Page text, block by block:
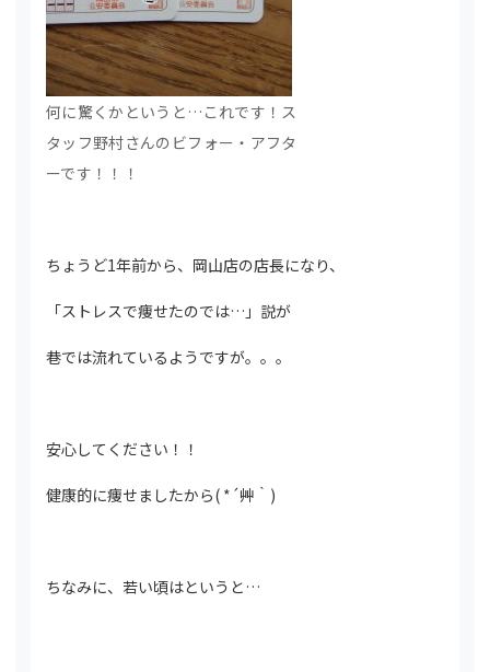
何に驚くかというと…これです！ス
タッフ野村さんのビフォー・アフタ
ーです！！！
ちょうど1年前から、岡山店の店長になり、
「ストレスで痩せたのでは…」説が
巷では流れているようですが。。。
安心してください！！
健康的に痩せましたから( *´艸｀)
ちなみに、若い頃はというと…